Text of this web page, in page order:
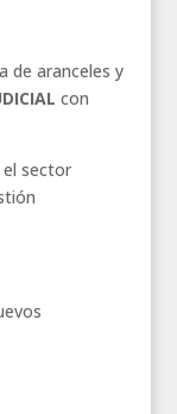
de aranceles y
con
sector